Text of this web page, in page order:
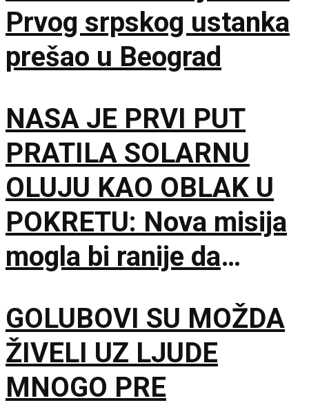
Prvog srpskog ustanka
prešao u Beograd
NASA JE PRVI PUT
PRATILA SOLARNU
OLUJU KAO OBLAK U
POKRETU: Nova misija
mogla bi ranije da
GOLUBOVI SU MOŽDA
ŽIVELI UZ LJUDE
MNOGO PRE